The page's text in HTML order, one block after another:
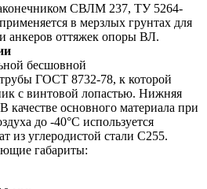
СВЛМ 237, ТУ 5264-
в мерзлых грунтах для
анкеров оттяжек опоры ВЛ.
бесшовной
ГОСТ 8732-78, к которой
с винтовой лопастью. Нижняя
качестве основного материала при
до -40°С используется
из углеродистой стали С255.
габариты: